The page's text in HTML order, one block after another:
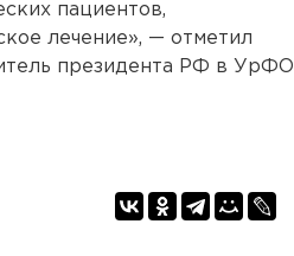
пациентов,
лечение», — отметил
президента РФ в УрФО